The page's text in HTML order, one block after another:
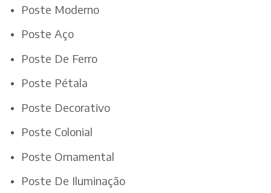
Poste Moderno
Poste Aço
Poste De Ferro
Poste Pétala
Poste Decorativo
Poste Colonial
Poste Ornamental
Poste De Iluminação